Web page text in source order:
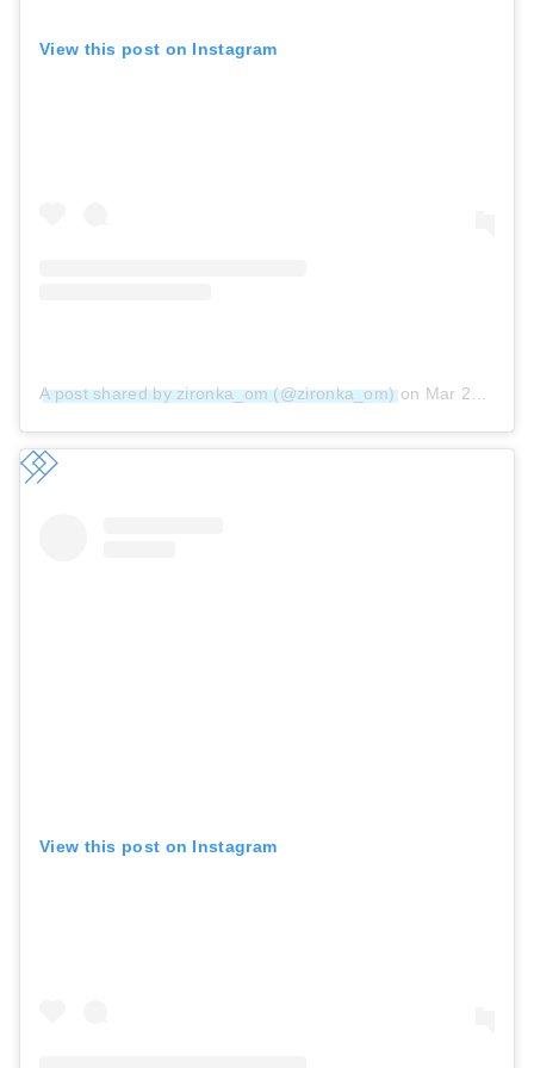
View this post on Instagram
A post shared by zironka_om (@zironka_om)on Mar 26, 2019 at 1:57pm PDT
View this post on Instagram